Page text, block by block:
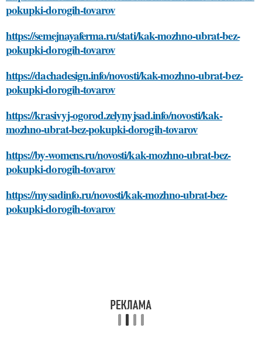
pokupki-dorogih-tovarov
https://semejnayaferma.ru/stati/kak-mozhno-ubrat-bez-
pokupki-dorogih-tovarov
https://dachadesign.info/novosti/kak-mozhno-ubrat-bez-
pokupki-dorogih-tovarov
https://krasivyj-ogorod.zelynyjsad.info/novosti/kak-
mozhno-ubrat-bez-pokupki-dorogih-tovarov
https://by-womens.ru/novosti/kak-mozhno-ubrat-bez-
pokupki-dorogih-tovarov
https://mysadinfo.ru/novosti/kak-mozhno-ubrat-bez-
pokupki-dorogih-tovarov